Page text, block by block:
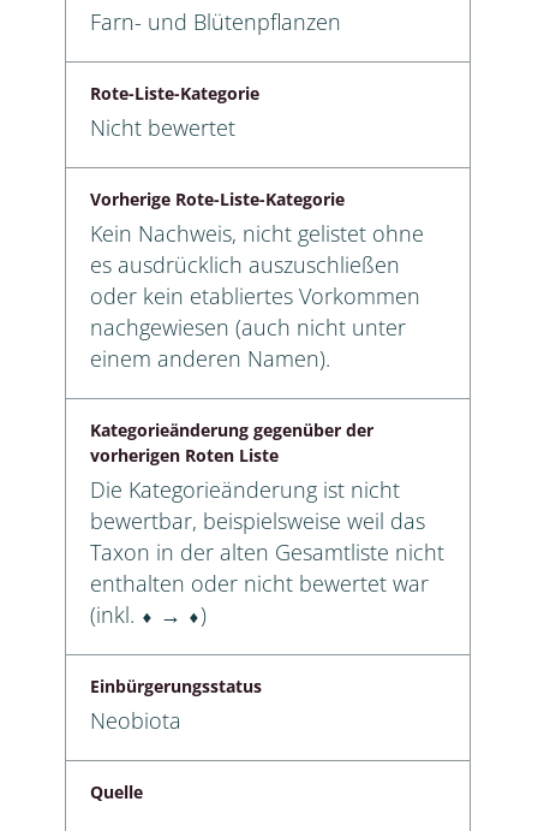
Farn- und Blütenpflanzen
Rote-Liste-Kategorie
Nicht bewertet
Vorherige Rote-Liste-Kategorie
Kein Nachweis, nicht gelistet ohne
es ausdrücklich auszuschließen
oder kein etabliertes Vorkommen
nachgewiesen (auch nicht unter
einem anderen Namen).
Kategorieänderung gegenüber der
vorherigen Roten Liste
Die Kategorieänderung ist nicht
bewertbar, beispielsweise weil das
Taxon in der alten Gesamtliste nicht
enthalten oder nicht bewertet war
(inkl. ⬧ → ⬧)
Einbürgerungsstatus
Neobiota
Quelle